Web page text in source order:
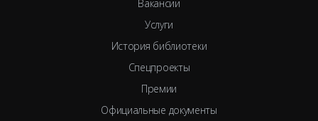
Вакансии
Услуги
История библиотеки
Спецпроекты
Премии
Официальные документы